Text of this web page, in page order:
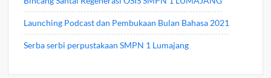
Launching Podcast dan Pembukaan Bulan Bahasa 2021
Serba serbi perpustakaan SMPN 1 Lumajang